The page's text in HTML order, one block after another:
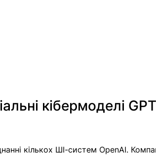
кібермоделі
кількох ШІ-систем OpenAI.